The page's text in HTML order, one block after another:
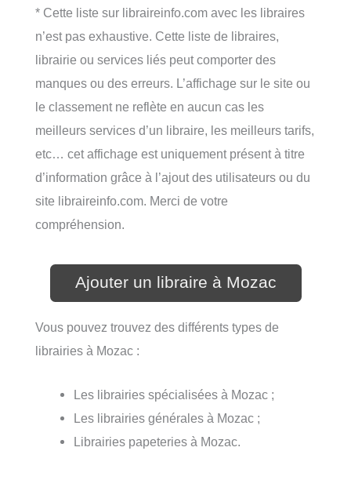
* Cette liste sur libraireinfo.com avec les libraires
n’est pas exhaustive. Cette liste de libraires,
librairie ou services liés peut comporter des
manques ou des erreurs. L’affichage sur le site ou
le classement ne reflète en aucun cas les
meilleurs services d’un libraire, les meilleurs tarifs,
etc… cet affichage est uniquement présent à titre
d’information grâce à l’ajout des utilisateurs ou du
site libraireinfo.com. Merci de votre
compréhension.
Ajouter un libraire à Mozac
Vous pouvez trouvez des différents types de
librairies à Mozac :
Les librairies spécialisées à Mozac ;
Les librairies générales à Mozac ;
Librairies papeteries à Mozac.